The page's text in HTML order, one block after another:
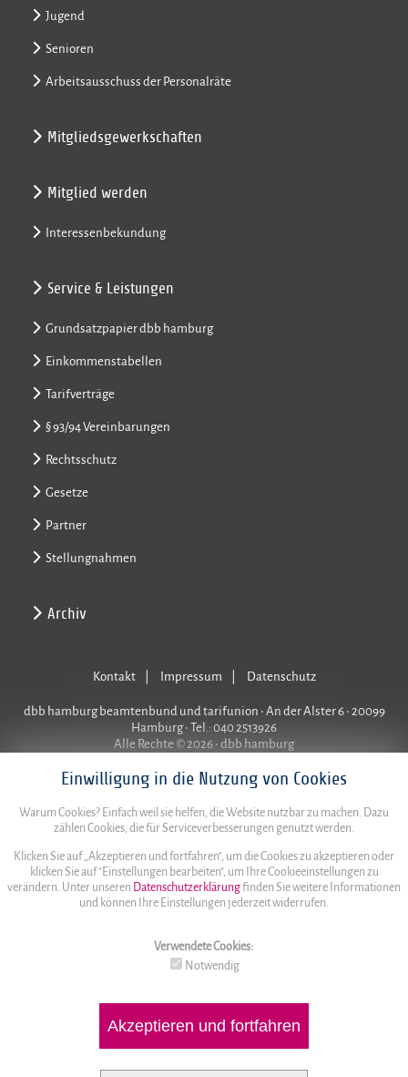
Einwilligung in die Nutzung von Cookies
Warum Cookies? Einfach weil sie helfen, die Website nutzbar zu machen. Dazu
zählen Cookies, die für Serviceverbesserungen genutzt werden.
Klicken Sie auf „Akzeptieren und fortfahren", um die Cookies zu akzeptieren oder
klicken Sie auf "Einstellungen bearbeiten", um Ihre Cookieeinstellungen zu
verändern. Unter unseren Datenschutzerklärungfinden Sie weitere Informationen
und können Ihre Einstellungen jederzeit widerrufen.
Verwendete Cookies:
Notwendig
Akzeptieren und fortfahren
Jugend
Senioren
Arbeitsausschuss der Personalräte
Mitgliedsgewerkschaften
Mitglied werden
Interessenbekundung
Service & Leistungen
Grundsatzpapier dbb hamburg
Einkommenstabellen
Tarifverträge
§ 93/94 Vereinbarungen
Rechtsschutz
Gesetze
Partner
Stellungnahmen
Archiv
Kontakt Impressum Datenschutz
dbb hamburg beamtenbund und tarifunion • An der Alster 6 • 20099
Hamburg • Tel.: 040 2513926
Alle Rechte © 2026 • dbb hamburg